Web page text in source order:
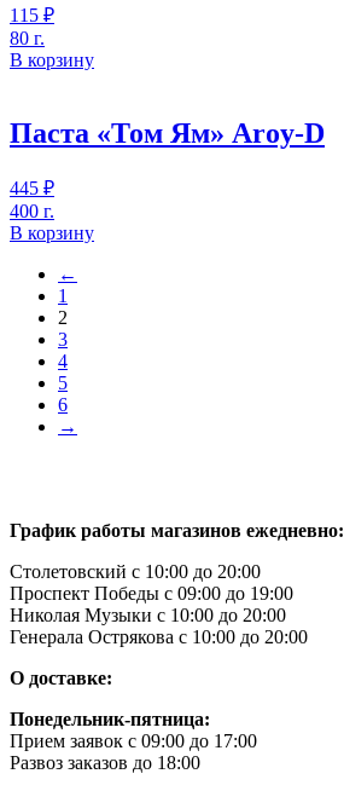
115 ₽
80 г.
В корзину
Паста «Том Ям» Aroy-D
445 ₽
400 г.
В корзину
←
1
2
3
4
5
6
→
График работы магазинов ежедневно:
Столетовский с 10:00 до 20:00
Проспект Победы с 09:00 до 19:00
Николая Музыки с 10:00 до 20:00
Генерала Острякова с 10:00 до 20:00
О доставке:
Понедельник-пятница:
Прием заявок с 09:00 до 17:00
Развоз заказов до 18:00